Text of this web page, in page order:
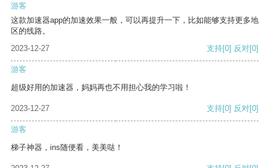
游客
这款加速器app的加速效果一般，可以再提升一下，比如能够支持更多地
区的线路。
2023-12-27
支持[0] 反对[0]
游客
超级好用的加速器，妈妈再也不用担心我的学习啦！
2023-12-27 支持[0] 反对[0]
游客
梯子神器，ins随便看，美美哒！